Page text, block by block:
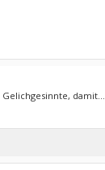
Gelichgesinnte, damit...